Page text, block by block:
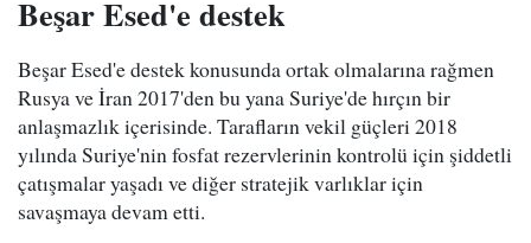
Beşar Esed'e destek
Beşar Esed'e destek konusunda ortak olmalarına rağmen
Rusya ve İran 2017'den bu yana Suriye'de hırçın bir
anlaşmazlık içerisinde. Tarafların vekil güçleri 2018
yılında Suriye'nin fosfat rezervlerinin kontrolü için şiddetli
çatışmalar yaşadı ve diğer stratejik varlıklar için
savaşmaya devam etti.